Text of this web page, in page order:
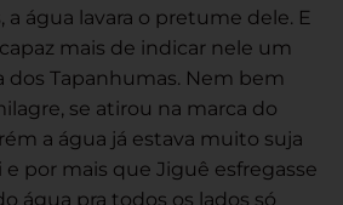
a água lavara o pretume dele. E
mais de indicar nele um
Tapanhumas. Nem bem
se atirou na marca do
a água já estava muito suja
por mais que Jiguê esfregasse
água pra todos os lados só